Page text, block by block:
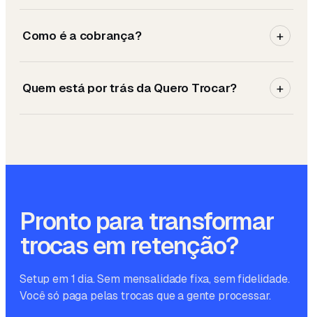
Como é a cobrança? +
Quem está por trás da Quero Trocar? +
Pronto para transformar
trocas em retenção?
Setup em 1 dia. Sem mensalidade fixa, sem fidelidade.
Você só paga pelas trocas que a gente processar.